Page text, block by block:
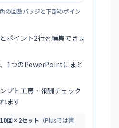
の回数バッジと下部のポイン
ポイント2行を編集できま
1つのPowerPointにまと
プト工房・報酬チェック
ます
10回×2セット （Plusでは書